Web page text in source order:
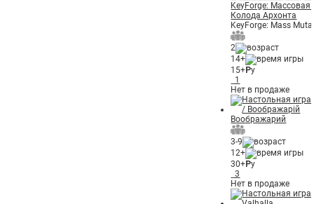
KeyForge: Массовая
Колода Архонта
KeyForge: Mass
2
14+
15+Ру
1
Нет в продаже
Воображарий
3-9
12+
30+Ру
3
Нет в продаже